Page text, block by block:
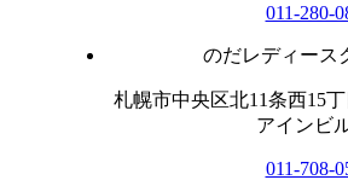
011-280-
のだレディース
札幌市中央区北11条西15
アインビ
011-708-